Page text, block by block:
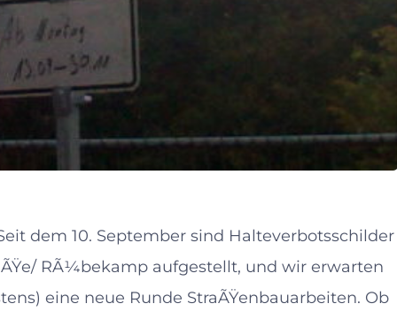
dem 10. September sind Halteverbotsschilder
RÃ¼bekamp aufgestellt, und wir erwarten
eine neue Runde StraÃŸenbauarbeiten. Ob